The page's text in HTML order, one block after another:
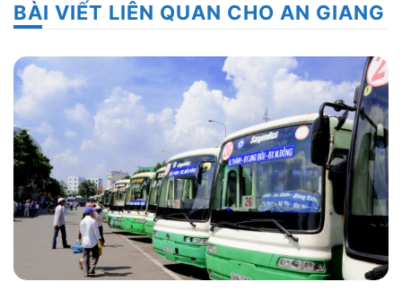
BÀI VIẾT LIÊN QUAN CHO AN GIANG